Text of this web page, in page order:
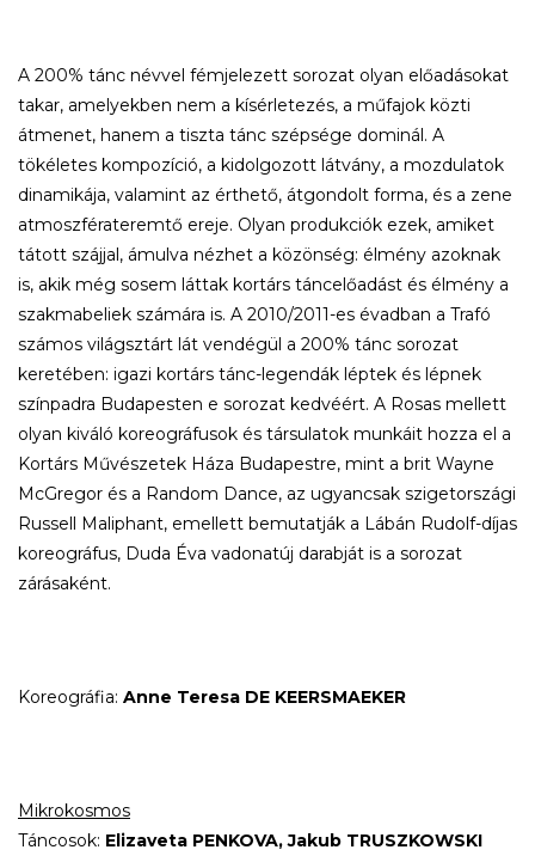
A 200% tánc névvel fémjelezett sorozat olyan előadásokat
takar, amelyekben nem a kísérletezés, a műfajok közti
átmenet, hanem a tiszta tánc szépsége dominál. A
tökéletes kompozíció, a kidolgozott látvány, a mozdulatok
dinamikája, valamint az érthető, átgondolt forma, és a zene
atmoszférateremtő ereje. Olyan produkciók ezek, amiket
tátott szájjal, ámulva nézhet a közönség: élmény azoknak
is, akik még sosem láttak kortárs táncelőadást és élmény a
szakmabeliek számára is. A 2010/2011-es évadban a Trafó
számos világsztárt lát vendégül a 200% tánc sorozat
keretében: igazi kortárs tánc-legendák léptek és lépnek
színpadra Budapesten e sorozat kedvéért. A Rosas mellett
olyan kiváló koreográfusok és társulatok munkáit hozza el a
Kortárs Művészetek Háza Budapestre, mint a brit Wayne
McGregor és a Random Dance, az ugyancsak szigetországi
Russell Maliphant, emellett bemutatják a Lábán Rudolf-díjas
koreográfus, Duda Éva vadonatúj darabját is a sorozat
zárásaként.
Koreográfia: Anne Teresa DE KEERSMAEKER
Mikrokosmos
Táncosok: Elizaveta PENKOVA, Jakub TRUSZKOWSKI